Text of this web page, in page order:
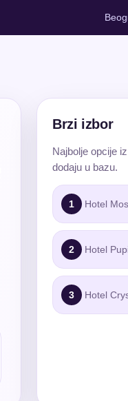
Brzi izbor
Najbolje opcije
dodaju u bazu.
1 Hotel
2 Hotel
3 Hotel